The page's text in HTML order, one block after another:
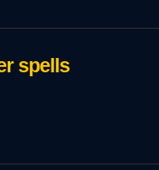
spells